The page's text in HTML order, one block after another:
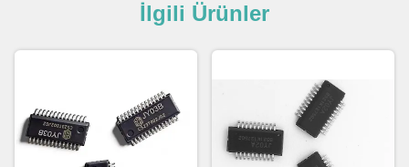
İlgili Ürünler